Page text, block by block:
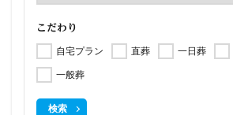
こだわり
自宅プラン 直葬 一日葬
一般葬
検索